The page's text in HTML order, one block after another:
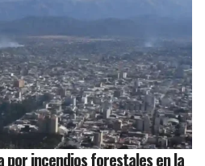
por incendios forestales en la